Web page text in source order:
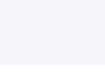
deaktivierbar),
für Fahrer und
(ABS),
(HAC),